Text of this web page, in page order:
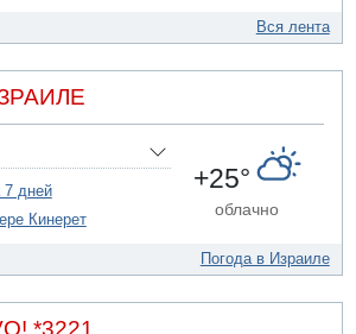
в ООН Гилад Эрдан объявит в
склады
атаке по Саудовскому танкеру
Вся лента
7 дней
Кинерет
+25°
облачно
Погода в Израиле